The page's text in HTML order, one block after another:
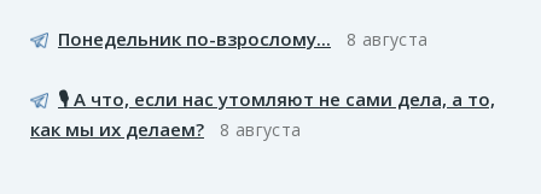
Понедельник по-взрослому... 8 августа
🎙️ А что, если нас утомляют не сами дела, а то,
как мы их делаем?
8 августа